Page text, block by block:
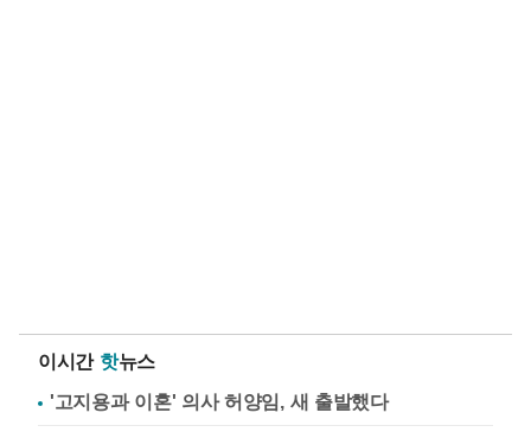
이시간 핫뉴스
'고지용과 이혼' 의사 허양임, 새 출발했다